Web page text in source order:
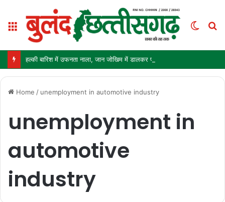
Menu
Switch
Home / unemployment in automotive industry
unemployment in
automotive
industry